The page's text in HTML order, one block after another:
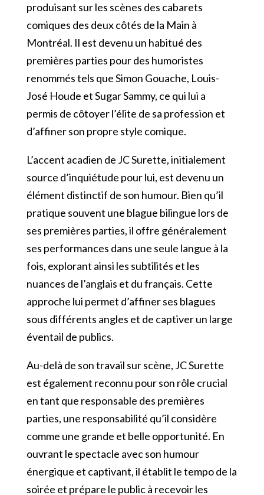
produisant sur les scènes des cabarets
comiques des deux côtés de la Main à
Montréal. Il est devenu un habitué des
premières parties pour des humoristes
renommés tels que Simon Gouache, Louis-
José Houde et Sugar Sammy, ce qui lui a
permis de côtoyer l’élite de sa profession et
d’affiner son propre style comique.
L’accent acadien de JC Surette, initialement
source d’inquiétude pour lui, est devenu un
élément distinctif de son humour. Bien qu’il
pratique souvent une blague bilingue lors de
ses premières parties, il offre généralement
ses performances dans une seule langue à la
fois, explorant ainsi les subtilités et les
nuances de l’anglais et du français. Cette
approche lui permet d’affiner ses blagues
sous différents angles et de captiver un large
éventail de publics.
Au-delà de son travail sur scène, JC Surette
est également reconnu pour son rôle crucial
en tant que responsable des premières
parties, une responsabilité qu’il considère
comme une grande et belle opportunité. En
ouvrant le spectacle avec son humour
énergique et captivant, il établit le tempo de la
soirée et prépare le public à recevoir les